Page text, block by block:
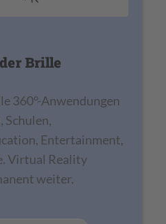
Brille
360°-Anwendungen
Schulen,
Entertainment,
Virtual Reality
weiter.